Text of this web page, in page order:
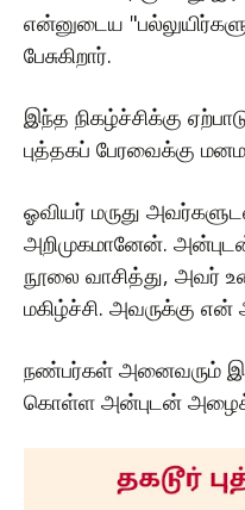
என்னுடைய
பேசுகிறார்.
இந்த நிகழ்ச்சிக்கு
புத்தகப் பேரவைக்கு
ஓவியர் மருது
அறிமுகமானேன்.
நூலை வாசித்து, அவர்
மகிழ்ச்சி. அவருக்கு என்
நண்பர்கள் அனைவரும்
கொள்ள அன்புடன்